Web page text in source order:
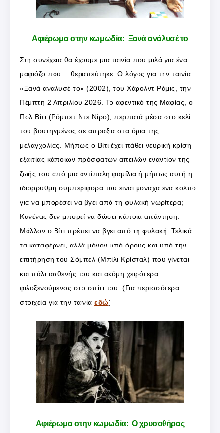
Αφιέρωμα στην κωμωδία: Ξανά ανάλυσέ το
Στη συνέχεια θα έχουμε μια ταινία που μιλά για ένα
μαφιόζο που… θεραπεύτηκε. Ο λόγος για την ταινία
«Ξανά αναλυσέ το» (2002), του Χάρολντ Ράμις, την
Πέμπτη 2 Απριλίου 2026. Το αφεντικό της Μαφίας, ο
Πολ Βίτι (Ρόμπετ Ντε Νίρο), περπατά μέσα στο κελί
του βουτηγμένος σε απραξία στα όρια της
μελαγχολίας. Μήπως ο Βίτι έχει πάθει νευρική κρίση
εξαιτίας κάποιων πρόσφατων απειλών εναντίον της
ζωής του από μια αντίπαλη φαμίλια ή μήπως αυτή η
ιδιόρρυθμη συμπεριφορά του είναι μονάχα ένα κόλπο
για να μπορέσει να βγει από τη φυλακή νωρίτερα;
Κανένας δεν μπορεί να δώσει κάποια απάντηση.
Μάλλον ο Βίτι πρέπει να βγει από τη φυλακή. Τελικά
τα καταφέρνει, αλλά μόνον υπό όρους και υπό την
επιτήρηση του Σόμπελ (Μπίλι Κρίσταλ) που γίνεται
και πάλι ασθενής του και ακόμη χειρότερα
φιλοξενούμενος στο σπίτι του. (Για περισσότερα
στοιχεία για την ταινία εδώ)
Αφιέρωμα στην κωμωδία: Ο χρυσοθήρας